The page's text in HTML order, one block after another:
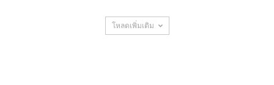
โหลดเพิ่มเติม